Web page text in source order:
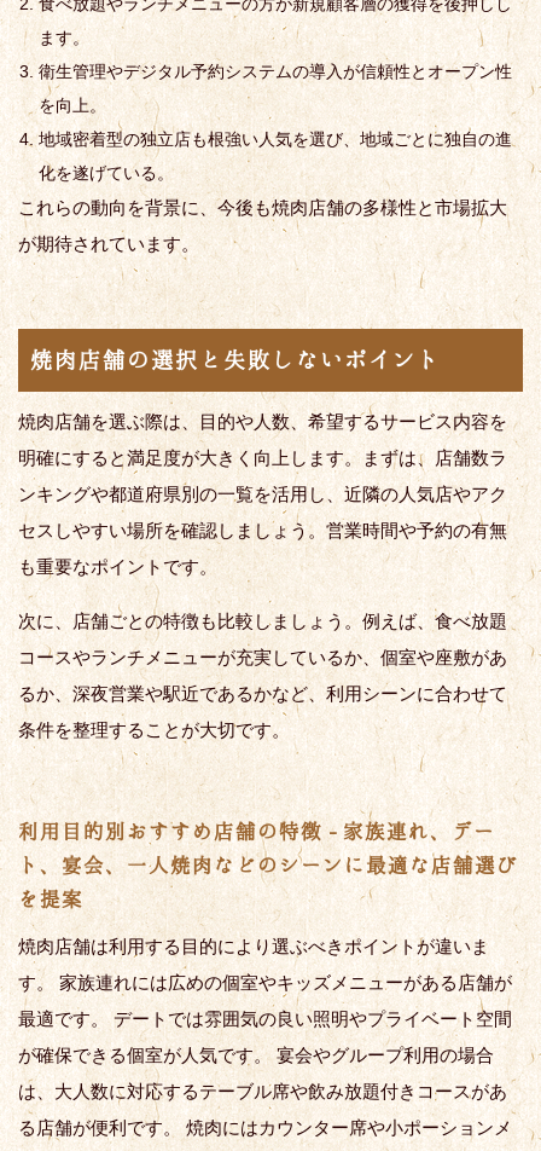
ます。
衛生管理やデジタル予約システムの導入が信頼性とオープン性
を向上。
地域密着型の独立店も根強い人気を選び、地域ごとに独自の進
化を遂げている。
これらの動向を背景に、今後も焼肉店舗の多様性と市場拡大
が期待されています。
焼肉店舗の選択と失敗しないポイント
焼肉店舗を選ぶ際は、目的や人数、希望するサービス内容を
明確にすると満足度が大きく向上します。まずは、店舗数ラ
ンキングや都道府県別の一覧を活用し、近隣の人気店やアク
セスしやすい場所を確認しましょう。営業時間や予約の有無
も重要なポイントです。
次に、店舗ごとの特徴も比較しましょう。例えば、食べ放題
コースやランチメニューが充実しているか、個室や座敷があ
るか、深夜営業や駅近であるかなど、利用シーンに合わせて
条件を整理することが大切です。
利用目的別おすすめ店舗の特徴 - 家族連れ、デー
ト、宴会、一人焼肉などのシーンに最適な店舗選び
を提案
焼肉店舗は利用する目的により選ぶべきポイントが違いま
す。 家族連れには広めの個室やキッズメニューがある店舗が
最適です。 デートでは雰囲気の良い照明やプライベート空間
が確保できる個室が人気です。 宴会やグループ利用の場合
は、大人数に対応するテーブル席や飲み放題付きコースがあ
る店舗が便利です。 焼肉にはカウンター席や小ポーションメ